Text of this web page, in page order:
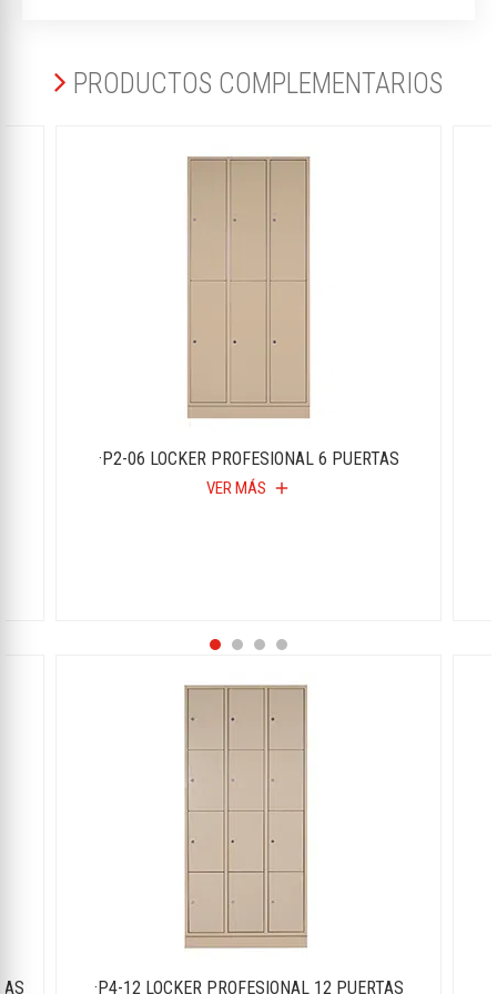
PRODUCTOS COMPLEMENTARIOS
·P2-06 LOCKER PROFESIONAL 6 PUERTAS
VER MÁS add
·P4-12 LOCKER PROFESIONAL 12 PUERTAS